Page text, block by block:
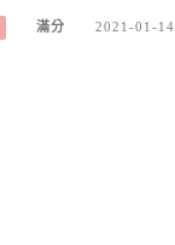
滿分 2021-01-14